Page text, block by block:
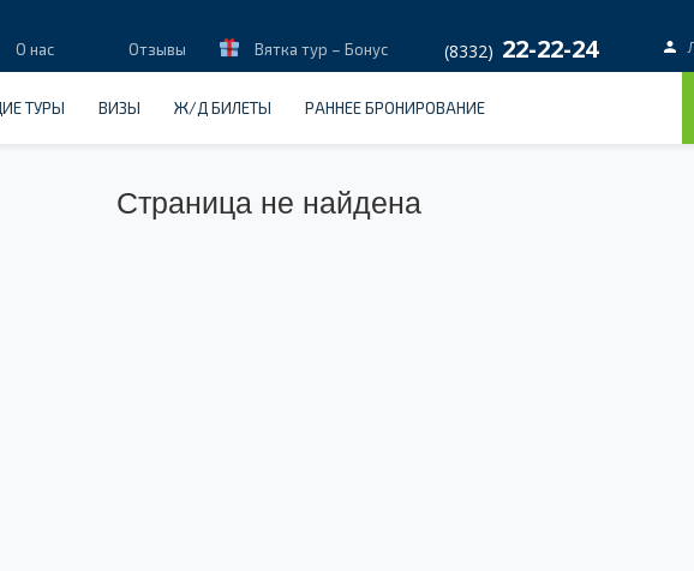
О нас Отзывы Вятка тур – Бонус (8332) 22-22-24
ТУРЫ ВИЗЫ Ж/Д БИЛЕТЫ РАННЕЕ БРОНИРОВАНИЕ
Страница не найдена